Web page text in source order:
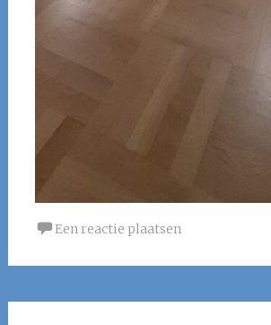
Een reactie plaatsen